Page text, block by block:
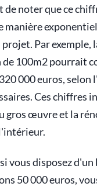
noter que ce
manière
Par exemple,
de 100m2 pourrait
000 euros, selon
Ces chiffres
gros œuvre et la
vous disposez
50 000 euros,